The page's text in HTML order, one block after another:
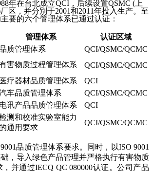
年在台北成立QCI，后续设置QSMC (上
区，并分別于2001和2011年投入生产。至
要的六个管理体系已通过认证：
管理体系
认证区域
质管理体系
QCI/QSMC/QCMC
害物质过程管理体系
QCI/QSMC/QCMC
医疗器材品质管理体系
QCI
车品质管理体系
QCI/QSMC/QCMC
电讯产品品质管理体系
QCI
测和校准实验室能力
的通用要求
QCI/QSMC/QCMC
品质管理体系要求。同时，以ISO 9001
，导入绿色产品管理并严格执行有害物质
并通过IECQ QC 080000认证。公司产品